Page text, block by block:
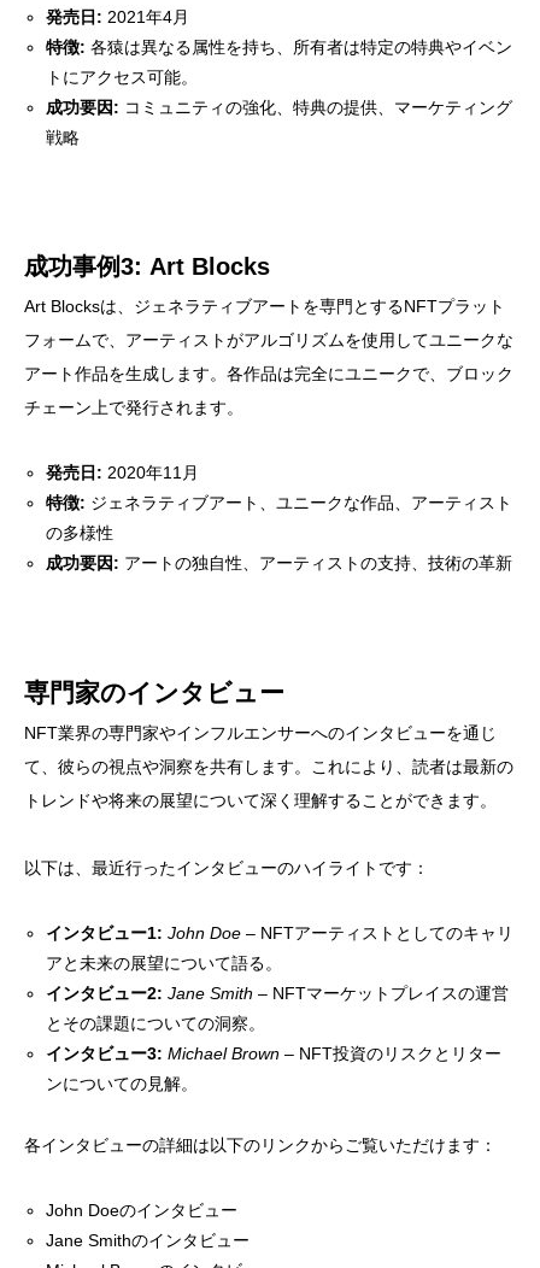
発売日: 2021年4月
特徴: 各猿は異なる属性を持ち、所有者は特定の特典やイベン
トにアクセス可能。
成功要因: コミュニティの強化、特典の提供、マーケティング
戦略
成功事例3: Art Blocks
Art Blocksは、ジェネラティブアートを専門とするNFTプラット
フォームで、アーティストがアルゴリズムを使用してユニークな
アート作品を生成します。各作品は完全にユニークで、ブロック
チェーン上で発行されます。
発売日: 2020年11月
特徴: ジェネラティブアート、ユニークな作品、アーティスト
の多様性
成功要因: アートの独自性、アーティストの支持、技術の革新
専門家のインタビュー
NFT業界の専門家やインフルエンサーへのインタビューを通じ
て、彼らの視点や洞察を共有します。これにより、読者は最新の
トレンドや将来の展望について深く理解することができます。
以下は、最近行ったインタビューのハイライトです：
インタビュー1: John Doe – NFTアーティストとしてのキャリ
アと未来の展望について語る。
インタビュー2: Jane Smith – NFTマーケットプレイスの運営
とその課題についての洞察。
インタビュー3: Michael Brown – NFT投資のリスクとリター
ンについての見解。
各インタビューの詳細は以下のリンクからご覧いただけます：
John Doeのインタビュー
Jane Smithのインタビュー